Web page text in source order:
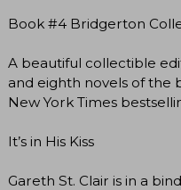
Book #4 Bridgerton
A beautiful collectible
and eighth novels of the
New York Times
It’s in His Kiss
Gareth St. Clair is in a